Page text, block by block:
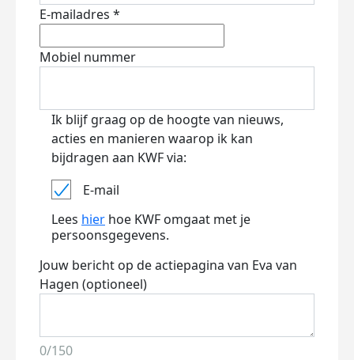
E-mailadres *
Mobiel nummer
Ik blijf graag op de hoogte van nieuws,
acties en manieren waarop ik kan
bijdragen aan KWF via:
E-mail
Lees hier hoe KWF omgaat met je
persoonsgegevens.
Jouw bericht op de actiepagina van Eva van
Hagen (optioneel)
0/150